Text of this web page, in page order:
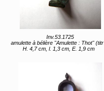
Inv.53.1725
amulette à bélière "Amulette : Thot" (titre d'usage)
H. 4,7 cm, l. 1,3 cm, E. 1,9 cm